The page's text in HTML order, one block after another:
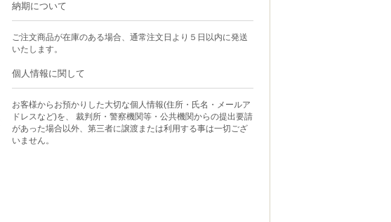
納期について
ご注文商品が在庫のある場合、通常注文日より５日以内に発送
いたします。
個人情報に関して
お客様からお預かりした大切な個人情報(住所・氏名・メールア
ドレスなど)を、 裁判所・警察機関等・公共機関からの提出要請
があった場合以外、第三者に譲渡または利用する事は一切ござ
いません。